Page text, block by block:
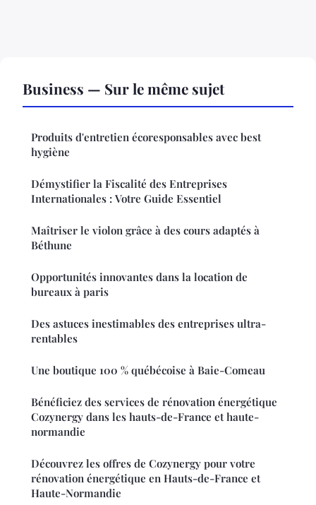
Business — Sur le même sujet
Produits d'entretien écoresponsables avec best
hygiène
Démystifier la Fiscalité des Entreprises
Internationales : Votre Guide Essentiel
Maîtriser le violon grâce à des cours adaptés à
Béthune
Opportunités innovantes dans la location de
bureaux à paris
Des astuces inestimables des entreprises ultra-
rentables
Une boutique 100 % québécoise à Baie-Comeau
Bénéficiez des services de rénovation énergétique
Cozynergy dans les hauts-de-France et haute-
normandie
Découvrez les offres de Cozynergy pour votre
rénovation énergétique en Hauts-de-France et
Haute-Normandie